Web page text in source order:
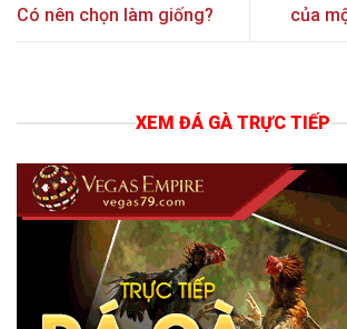
Có nên chọn làm giống?
của
XEM ĐÁ GÀ TRỰC TIẾP